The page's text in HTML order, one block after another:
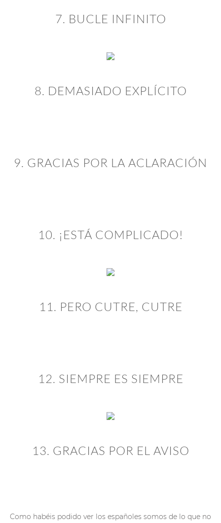
7. BUCLE INFINITO
8. DEMASIADO EXPLÍCITO
9. GRACIAS POR LA ACLARACIÓN
10. ¡ESTÁ COMPLICADO!
11. PERO CUTRE, CUTRE
12. SIEMPRE ES SIEMPRE
13. GRACIAS POR EL AVISO
Como habéis podido ver los españoles somos de lo que no